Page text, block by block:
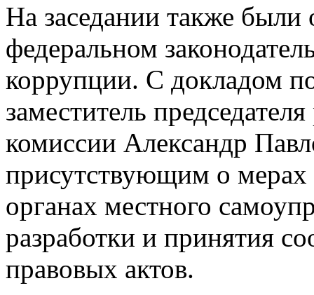
На заседании также
федеральном
коррупции. С докладом
заместитель
комиссии Александр
присутствующим о
органах местного
разработки и принятия
правовых актов.